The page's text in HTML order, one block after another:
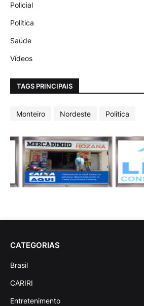
Policial
Politica
Saúde
Vídeos
TAGS PRINCIPAIS
Monteiro Nordeste Politica
CATEGORIAS
Brasil
CARIRI
Entretenimento